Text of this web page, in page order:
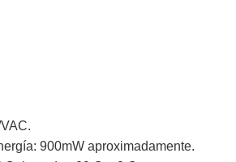
900mW aproximadamente.